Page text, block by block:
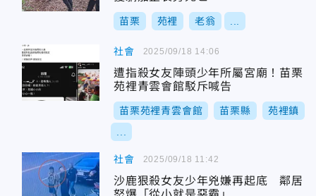
苗栗 苑裡 老翁
社會
遭指殺女友陣頭少年所屬宮廟！苗栗
苑裡青雲會館駁斥喊告
苗栗苑裡青雲會館 苗栗縣 苑裡鎮
2025/09/18 14:06
社會
沙鹿狠殺女友少年兇嫌再起底 鄰居
2025/09/18 11:42